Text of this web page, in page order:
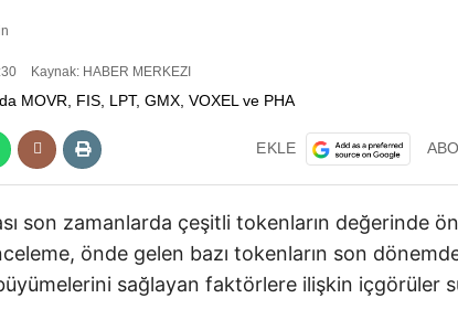
Kaynak: HABER MERKEZI
EKLE
son zamanlarda çeşitli tokenların değerinde
önde gelen bazı tokenların son
sağlayan faktörlere ilişkin içgörüler